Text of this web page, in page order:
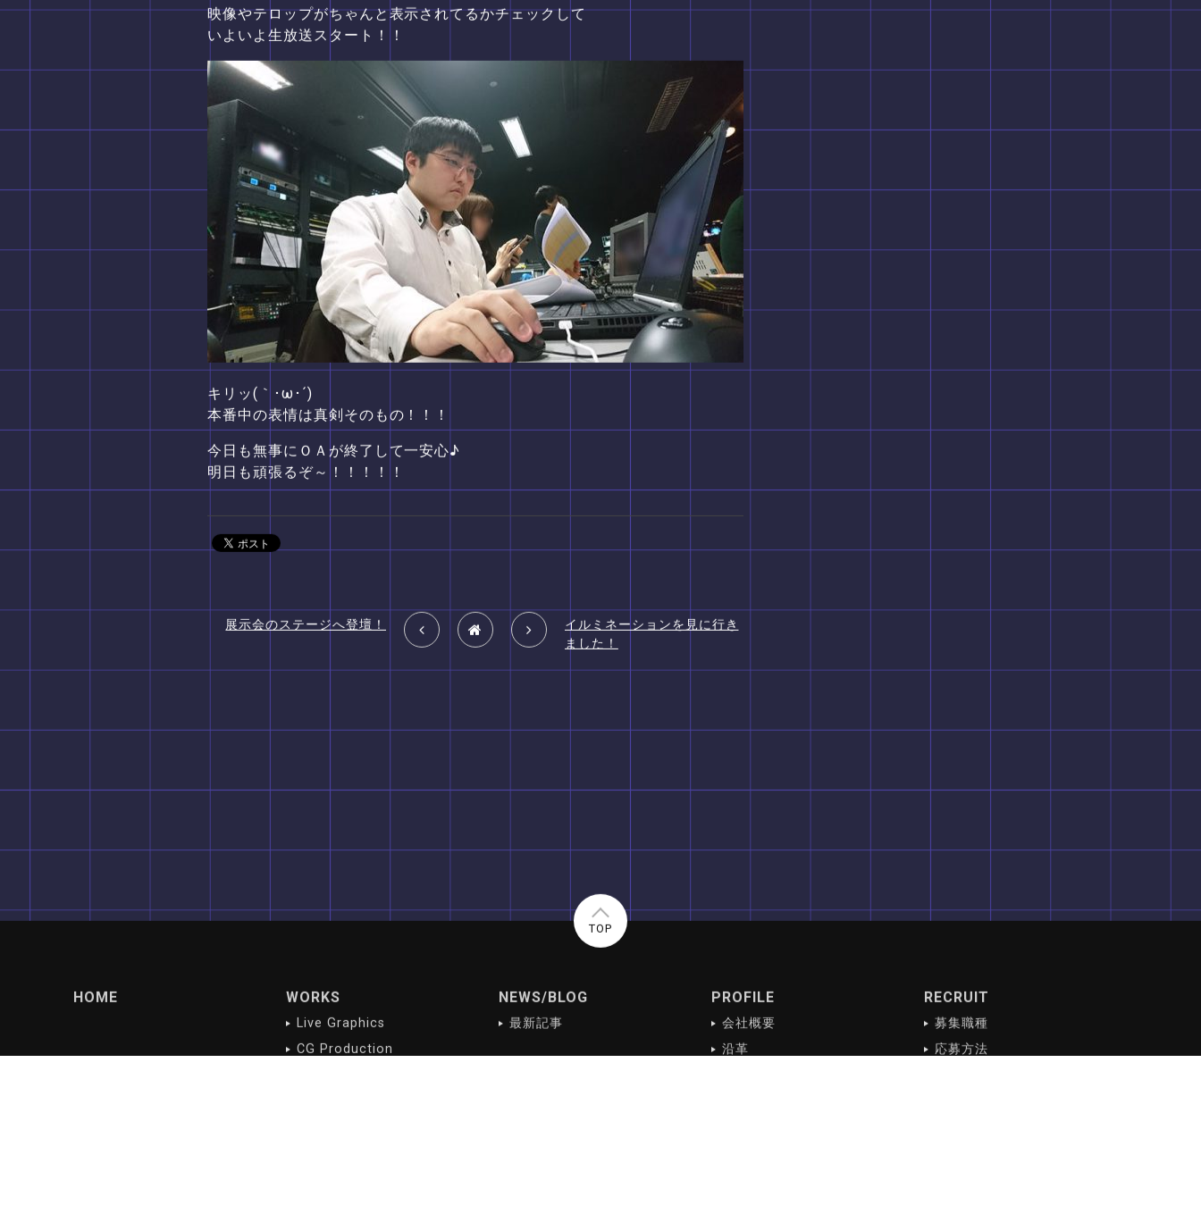
映像やテロップがちゃんと表示されてるかチェックして
いよいよ生放送スタート！！
キリッ(｀･ω･´)
本番中の表情は真剣そのもの！！！
今日も無事にＯＡが終了して一安心♪
明日も頑張るぞ～！！！！！
展示会のステージへ登壇！
イルミネーションを見に行き
ました！
TOP
HOME WORKS
Live Graphics
CG Production
NEWS/BLOG
最新記事
PROFILE
会社概要
沿革
RECRUIT
募集職種
応募方法